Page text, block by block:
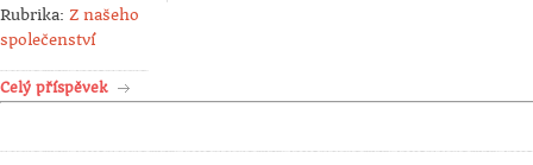
Rubrika: Z našeho
společenství
Celý příspěvek